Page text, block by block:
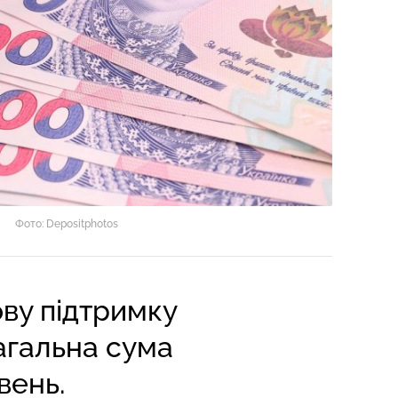
Фото: Depositphotos
підтримку
сума